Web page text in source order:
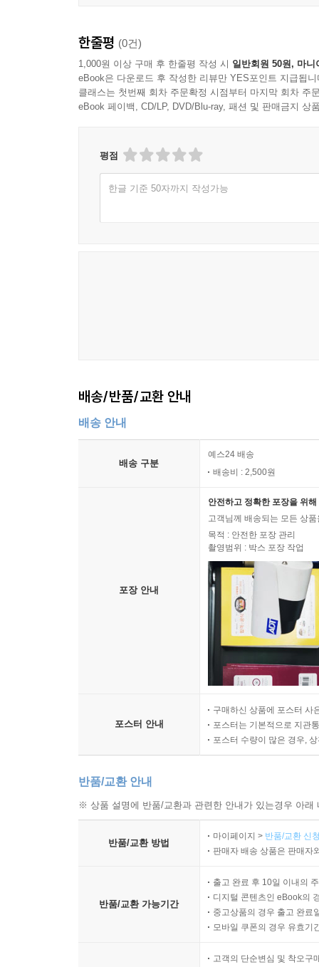
한줄평 (0건)
1,000원 이상 구매 후 한줄평 작성 시 일반회원 50원, 마니
eBook은 다운로드 후 작성한 리뷰만 YES포인트 지급됩니
클래스는 첫번째 회차 주문확정 시점부터 마지막 회차 주
eBook 페이백, CD/LP, DVD/Blu-ray, 패션 및 판매금지 상
평점
한글 기준 50자까지 작성가능
배송/반품/교환 안내
배송 안내
배송 구분
예스24 배송
배송비 : 2,500원
포장 안내
안전하고 정확한 포장을 위
고객님께 배송되는 모든 상
목적 : 안전한 포장 관리
촬영범위 : 박스 포장 작업
포스터 안내
구매하신 상품에 포스터 사
포스터는 기본적으로 지관
포스터 수량이 많은 경우,
반품/교환 안내
※ 상품 설명에 반품/교환과 관련한 안내가 있는경우 아
반품/교환 방법
마이페이지 > 반품/교환 신
판매자 배송 상품은 판매자
반품/교환 가능기간
출고 완료 후 10일 이내의
디지털 콘텐츠인 eBook의
중고상품의 경우 출고 완료
모바일 쿠폰의 경우 유효기
고객의 단순변심 및 착오구